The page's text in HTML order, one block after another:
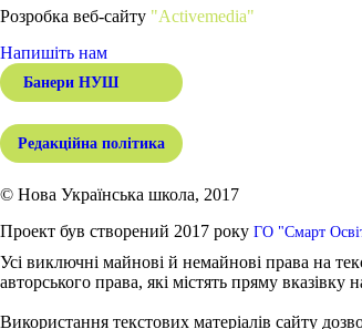
Розробка веб-сайту "Activemedia"
Напишіть нам
Банери НУШ
Редакційна політика
© Нова Українська школа, 2017
Проект був створений 2017 року ГО "Смарт
Усі виключні майнові й немайнові права на
авторського права, які містять пряму вказівку
Використання текстових матеріалів сайту